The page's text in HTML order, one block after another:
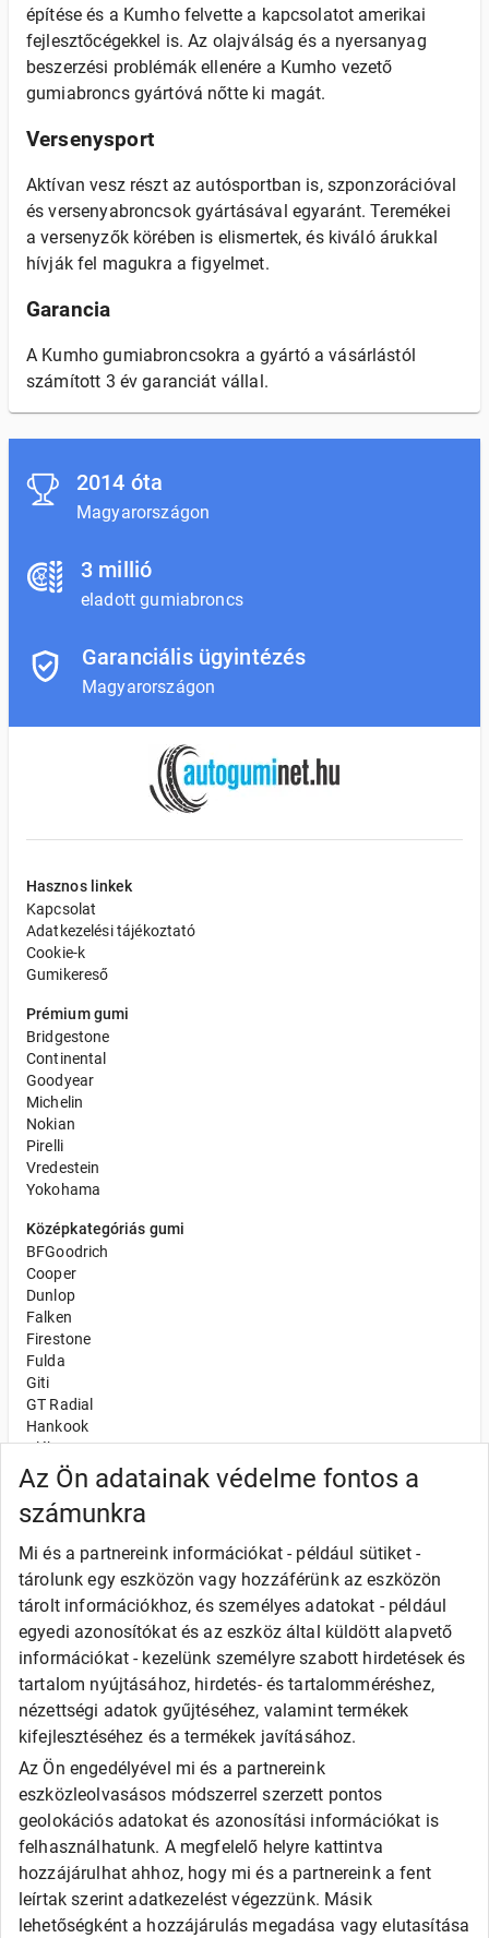
építése és a Kumho felvette a kapcsolatot amerikai
fejlesztőcégekkel is. Az olajválság és a nyersanyag
beszerzési problémák ellenére a Kumho vezető
gumiabroncs gyártóvá nőtte ki magát.
Versenysport
Aktívan vesz részt az autósportban is, szponzorációval
és versenyabroncsok gyártásával egyaránt. Teremékei
a versenyzők körében is elismertek, és kiváló árukkal
hívják fel magukra a figyelmet.
Garancia
A Kumho gumiabroncsokra a gyártó a vásárlástól
számított 3 év garanciát vállal.
Az Ön adatainak védelme fontos a
számunkra
Mi és a partnereink információkat - például sütiket -
tárolunk egy eszközön vagy hozzáférünk az eszközön
tárolt információkhoz, és személyes adatokat - például
egyedi azonosítókat és az eszköz által küldött alapvető
információkat - kezelünk személyre szabott hirdetések és
tartalom nyújtásához, hirdetés- és tartalomméréshez,
nézettségi adatok gyűjtéséhez, valamint termékek
kifejlesztéséhez és a termékek javításához.
Az Ön engedélyével mi és a partnereink
eszközleolvasásos módszerrel szerzett pontos
geolokációs adatokat és azonosítási információkat is
felhasználhatunk. A megfelelő helyre kattintva
hozzájárulhat ahhoz, hogy mi és a partnereink a fent
leírtak szerint adatkezelést végezzünk. Másik
lehetőségként a hozzájárulás megadása vagy elutasítása
2014 óta
Magyarországon
3 millió
eladott gumiabroncs
Garanciális ügyintézés
Magyarországon
Hasznos linkek
Kapcsolat
Adatkezelési tájékoztató
Cookie-k
Gumikereső
Prémium gumi
Bridgestone
Continental
Goodyear
Michelin
Nokian
Pirelli
Vredestein
Yokohama
Középkategóriás gumi
BFGoodrich
Cooper
Dunlop
Falken
Firestone
Fulda
Giti
GT Radial
Hankook
Kléber
Kumho
Nexen
Semperit
Uniroyal
Olcsó gumi
Apollo
Barum
Debica
Fortune
General
Goodride
Kingstar
Laufenn
LEAO
Matador
Roadx
Rovelo
Runway